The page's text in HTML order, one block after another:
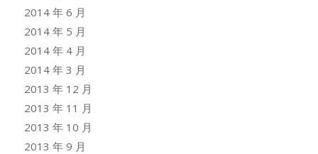
2014 年 6 月
2014 年 5 月
2014 年 4 月
2014 年 3 月
2013 年 12 月
2013 年 11 月
2013 年 10 月
2013 年 9 月